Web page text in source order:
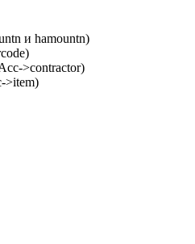
и hamountn)
>contractor)
>item)